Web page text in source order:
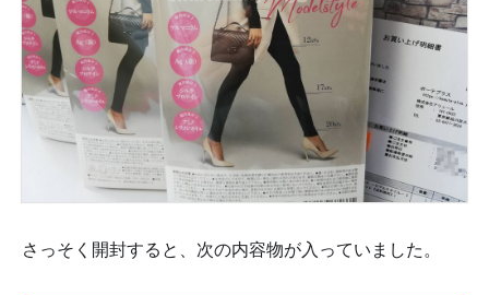
さっそく開封すると、次の内容物が入っていました。